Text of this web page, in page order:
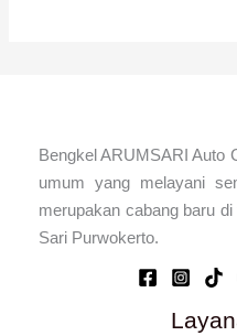
Bengkel ARUMSARI Auto
umum yang melayani
merupakan cabang baru
Sari Purwokerto.